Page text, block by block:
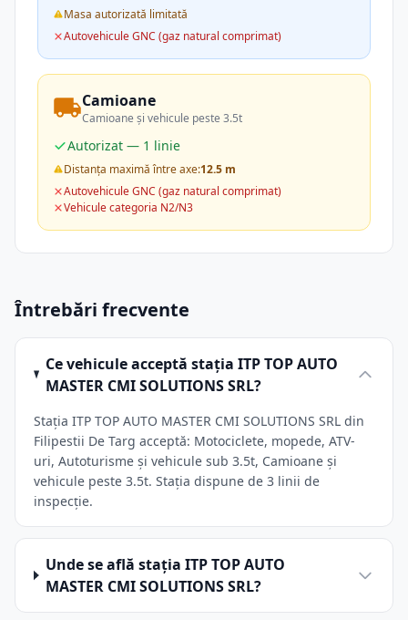
Masa autorizată limitată
Autovehicule GNC (gaz natural comprimat)
Camioane
Camioane și vehicule peste 3.5t
Autorizat — 1 linie
Distanța maximă între axe:12.5 m
Autovehicule GNC (gaz natural comprimat)
Vehicule categoria N2/N3
Întrebări frecvente
Ce vehicule acceptă stația ITP TOP AUTO
MASTER CMI SOLUTIONS SRL?
Stația ITP TOP AUTO MASTER CMI SOLUTIONS SRL din
Filipestii De Targ acceptă: Motociclete, mopede, ATV-
uri, Autoturisme și vehicule sub 3.5t, Camioane și
vehicule peste 3.5t. Stația dispune de 3 linii de
inspecție.
Unde se află stația ITP TOP AUTO
MASTER CMI SOLUTIONS SRL?